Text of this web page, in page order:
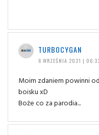
TURBOCYGAN
6 WRZEŚNIA 2021 |
Moim zdaniem powinni
boisku xD
Boże co za parodia...